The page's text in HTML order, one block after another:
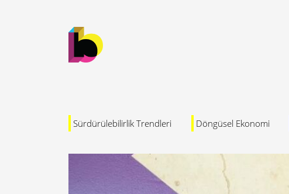
Sürdürülebilirlik Trendleri Döngüsel Ekonomi